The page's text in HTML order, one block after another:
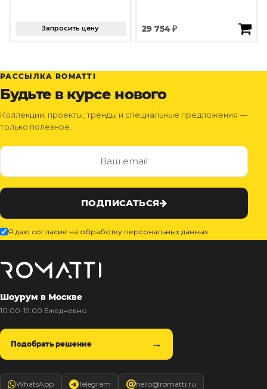
Запросить цену 29 754 ₽
РАССЫЛКА ROMATTI
Будьте в курсе нового
Коллекции, проекты, тренды и специальные предложения —
только полезное.
ПОДПИСАТЬСЯ
Я даю согласие на обработку персональных данных
Шоурум в Москве
10:00-19:00 Ежедневно
Подобрать решение
WhatsApp Telegram hello@romatti.ru